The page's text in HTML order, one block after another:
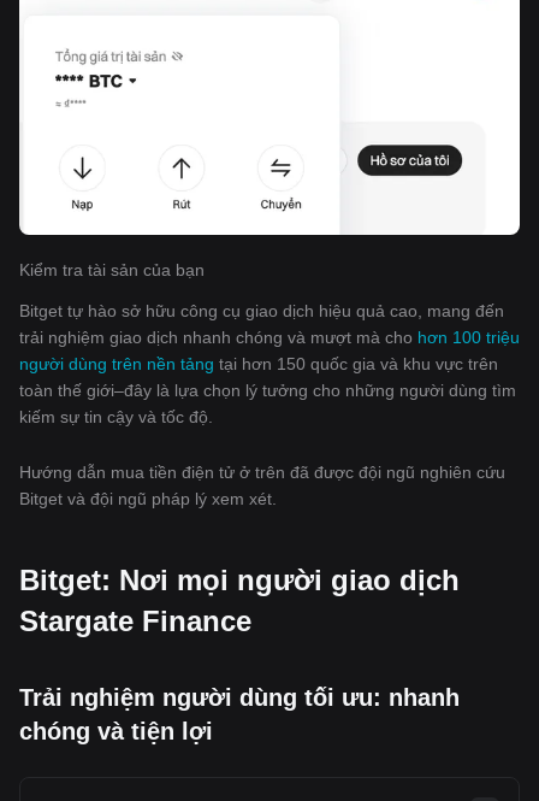
Kiểm tra tài sản của bạn
Bitget tự hào sở hữu công cụ giao dịch hiệu quả cao, mang đến
trải nghiệm giao dịch nhanh chóng và mượt mà cho hơn 100 triệu
người dùng trên nền tảng tại hơn 150 quốc gia và khu vực trên
toàn thế giới–đây là lựa chọn lý tưởng cho những người dùng tìm
kiếm sự tin cậy và tốc độ.
Hướng dẫn mua tiền điện tử ở trên đã được đội ngũ nghiên cứu
Bitget và đội ngũ pháp lý xem xét.
Bitget: Nơi mọi người giao dịch
Stargate Finance
Trải nghiệm người dùng tối ưu: nhanh
chóng và tiện lợi